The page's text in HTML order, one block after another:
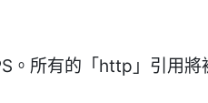
。所有的「http」引用將